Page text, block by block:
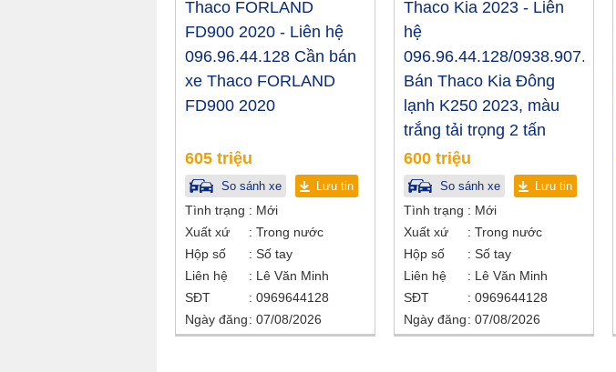
Thaco FORLAND
FD900 2020 - Liên hệ
096.96.44.128 Cần bán
xe Thaco FORLAND
FD900 2020
605 triệu
So sánh xe Lưu tin
Tình trạng
Mới
Xuất xứ
Trong nước
Hộp số
Số tay
Liên hệ
Lê Văn Minh
SĐT
0969644128
Ngày đăng
07/08/2026
Thaco Kia 2023 - Liên
hệ
096.96.44.128/0938.907.243
Bán Thaco Kia Đông
lạnh K250 2023, màu
trắng tải trọng 2 tấn
600 triệu
So sánh xe Lưu tin
Tình trạng
Mới
Xuất xứ
Trong nước
Hộp số
Số tay
Liên hệ
Lê Văn Minh
SĐT
0969644128
Ngày đăng
07/08/2026